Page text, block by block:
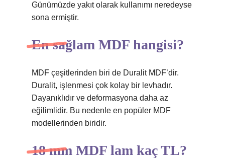
Günümüzde yakıt olarak kullanımı neredeyse
sona ermiştir.
En sağlam MDF hangisi?
MDF çeşitlerinden biri de Duralit MDF’dir.
Duralit, işlenmesi çok kolay bir levhadır.
Dayanıklıdır ve deformasyona daha az
eğilimlidir. Bu nedenle en popüler MDF
modellerinden biridir.
18 mm MDF lam kaç TL?